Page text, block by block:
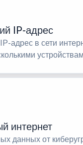
IP-адрес
адрес в сети
интернет
данных от